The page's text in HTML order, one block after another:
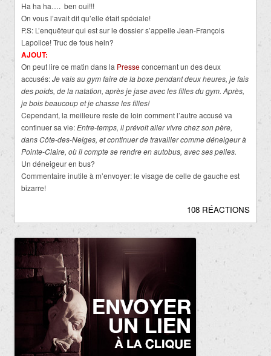
Ha ha ha…. ben oui!!!
On vous l’avait dit qu’elle était spéciale!
P.S: L’enquêteur qui est sur le dossier s’appelle Jean-François
Lapolice! Truc de fous hein?
AJOUT:
On peut lire ce matin dans la Presseconcernant un des deux
accusés:Je vais au gym faire de la boxe pendant deux heures, je fais
des poids, de la natation, après je jase avec les filles du gym. Après,
je bois beaucoup et je chasse les filles!
Cependant, la meilleure reste de loin comment l’autre accusé va
continuer sa vie:Entre-temps, il prévoit aller vivre chez son père,
dans Côte-des-Neiges, et continuer de travailler comme déneigeur à
Pointe-Claire, où il compte se rendre en autobus, avec ses pelles.
Un déneigeur en bus?
Commentaire inutile à m’envoyer: le visage de celle de gauche est
bizarre!
108 RÉACTIONS